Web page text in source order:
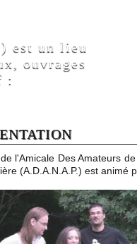
est un lieu
ouvrages
:
l'Amicale Des Amateurs
(A.D.A.N.A.P.) est animé